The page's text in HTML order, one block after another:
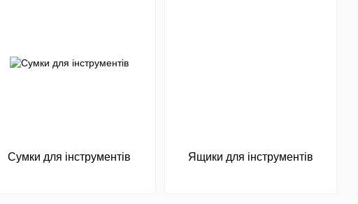
Сумки для інструментів Ящики для інструментів